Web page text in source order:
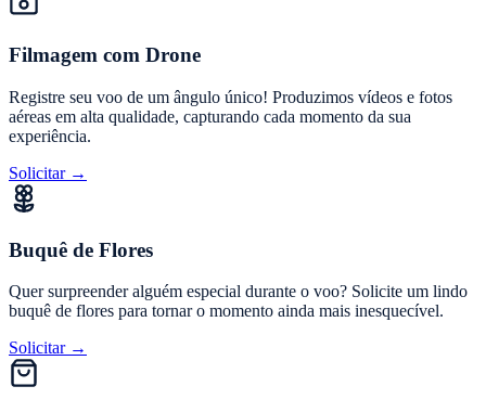
Filmagem com Drone
Registre seu voo de um ângulo único! Produzimos vídeos e fotos
aéreas em alta qualidade, capturando cada momento da sua
experiência.
Solicitar →
Buquê de Flores
Quer surpreender alguém especial durante o voo? Solicite um lindo
buquê de flores para tornar o momento ainda mais inesquecível.
Solicitar →